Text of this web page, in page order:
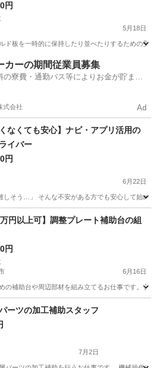
円
5月18日
ド板を一時的に保持したり並べたりするための
カーの期間従業員募集
の寮費・通勤バス等によりお金が貯まり
式会社 Ad
くなくても安心】ナビ・アプリ活用の
イバー
円
6月22日
しそう…」 そんな不安がある方でも安心して始
未経験
円以上可】調整プレート補助台の組
円
6月16日
の補助台や周辺部材を組み立てるお仕事です。
社会保険
ーツの加工補助スタッフ
7月2日